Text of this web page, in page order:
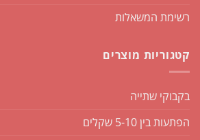
רשימת המשאלות
קטגוריות מוצרים
בקבוקי שתייה
הפתעות בין 5-10 שקלים